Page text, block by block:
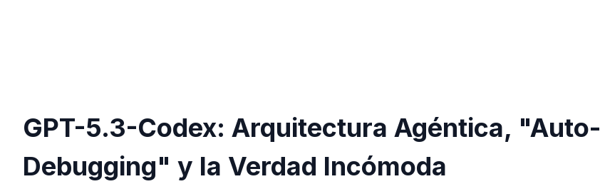
GPT-5.3-Codex: Arquitectura Agéntica, "Auto-
Debugging" y la Verdad Incómoda